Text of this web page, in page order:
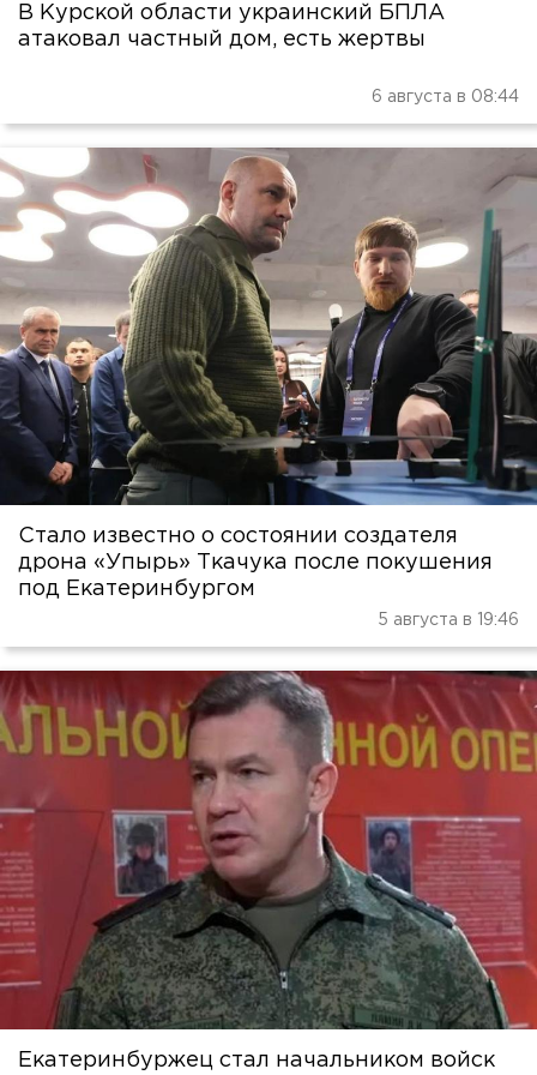
В Курской области украинский БПЛА
атаковал частный дом, есть жертвы
6 августа в 08:44
Стало известно о состоянии создателя
дрона «Упырь» Ткачука после покушения
под Екатеринбургом
5 августа в 19:46
Екатеринбуржец стал начальником войск